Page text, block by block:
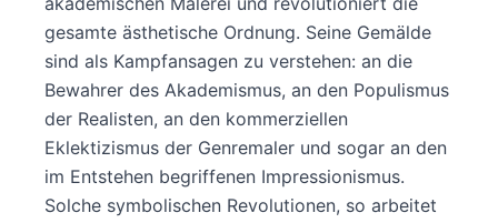
gesamte ästhetische Ordnung. Seine Gemälde
sind als Kampfansagen zu verstehen: an die
Bewahrer des Akademismus, an den Populismus
der Realisten, an den kommerziellen
Eklektizismus der Genremaler und sogar an den
im Entstehen begriffenen Impressionismus.
Solche symbolischen Revolutionen, so arbeitet